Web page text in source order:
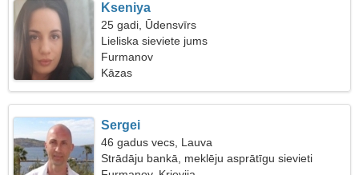
Kseniya
25 gadi, Ūdensvīrs
Lieliska sieviete jums
Furmanov
Kāzas
Sergei
46 gadus vecs, Lauva
Strādāju bankā, meklēju asprātīgu sievieti